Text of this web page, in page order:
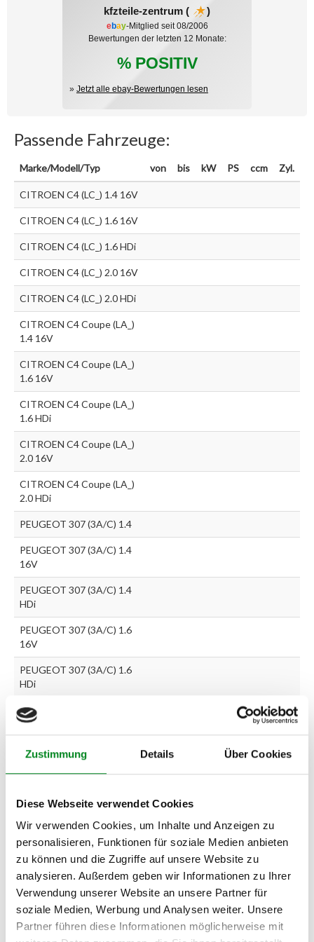
Zustimmung Details Über Cookies
Diese Webseite verwendet Cookies
Wir verwenden Cookies, um Inhalte und Anzeigen zu
personalisieren, Funktionen für soziale Medien anbieten
zu können und die Zugriffe auf unsere Website zu
analysieren. Außerdem geben wir Informationen zu Ihrer
Verwendung unserer Website an unsere Partner für
soziale Medien, Werbung und Analysen weiter. Unsere
Partner führen diese Informationen möglicherweise mit
kfzteile-zentrum ( )
ebay-Mitglied seit 08/2006
Bewertungen der letzten 12 Monate:
% POSITIV
» Jetzt alle ebay-Bewertungen lesen
Passende Fahrzeuge:
Marke/Modell/Typ von bis kW PS ccm Zyl.
CITROEN C4 (LC_) 1.4 16V
CITROEN C4 (LC_) 1.6 16V
CITROEN C4 (LC_) 1.6 HDi
CITROEN C4 (LC_) 2.0 16V
CITROEN C4 (LC_) 2.0 HDi
CITROEN C4 Coupe (LA_)
1.4 16V
CITROEN C4 Coupe (LA_)
1.6 16V
CITROEN C4 Coupe (LA_)
1.6 HDi
CITROEN C4 Coupe (LA_)
2.0 16V
CITROEN C4 Coupe (LA_)
2.0 HDi
PEUGEOT 307 (3A/C) 1.4
PEUGEOT 307 (3A/C) 1.4
16V
PEUGEOT 307 (3A/C) 1.4
HDi
PEUGEOT 307 (3A/C) 1.6
16V
PEUGEOT 307 (3A/C) 1.6
HDi
PEUGEOT 307 (3A/C) 2.0
16V
PEUGEOT 307 (3A/C) 2.0
1.4 16V
PEUGEOT 307 Break (3E)
1.6 16V
PEUGEOT 307 Break (3E)
1.6 HDi
PEUGEOT 307 Break (3E)
2.0